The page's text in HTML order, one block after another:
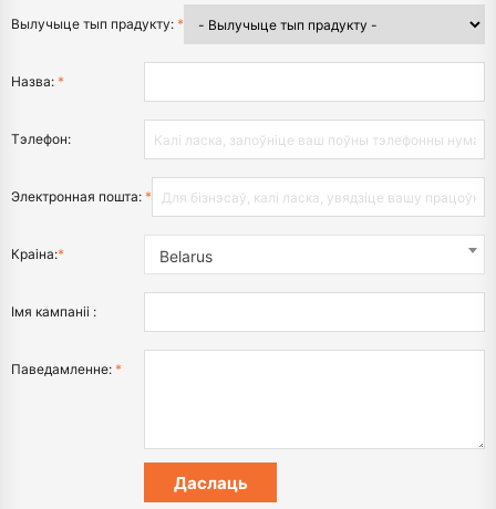
Вылучыце тып прадукту: *
Назва: *
Тэлефон:
Электронная пошта: *
Краіна:* Belarus
Імя кампаніі :
Паведамленне: *